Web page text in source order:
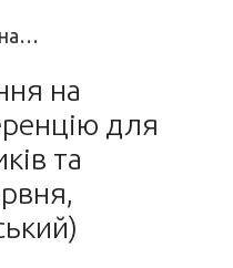
на
для
та